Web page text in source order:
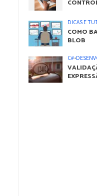
DICAS E
COMO
BLOB
C#•